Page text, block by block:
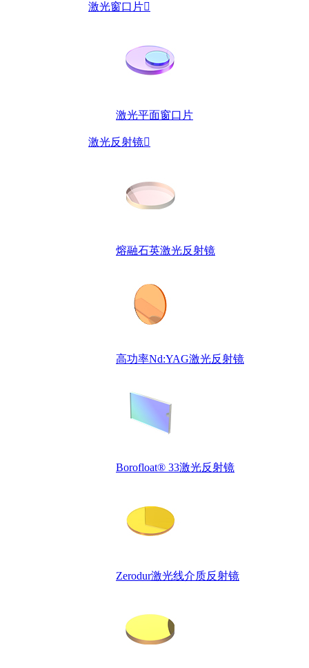
激光窗口片
激光平面窗口片
激光反射镜
熔融石英激光反射镜
高功率Nd:YAG激光反射镜
Borofloat® 33激光反射镜
Zerodur激光线介质反射镜